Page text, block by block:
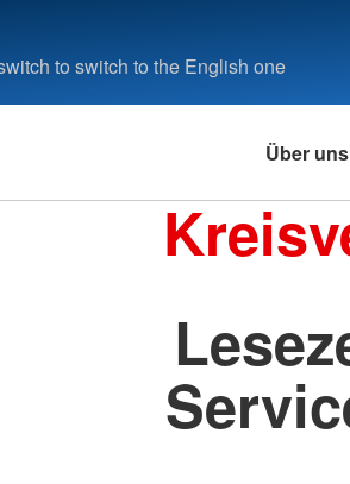
to switch to the English one
Über uns